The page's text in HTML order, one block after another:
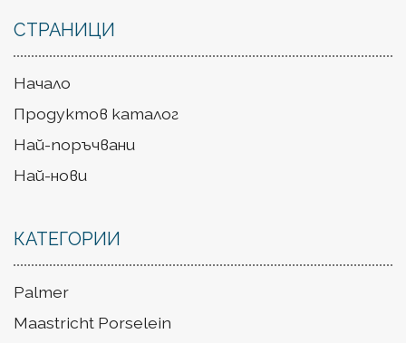
СТРАНИЦИ
Начало
Продуктов каталог
Най-поръчвани
Най-нови
КАТЕГОРИИ
Palmer
Maastricht Porselein